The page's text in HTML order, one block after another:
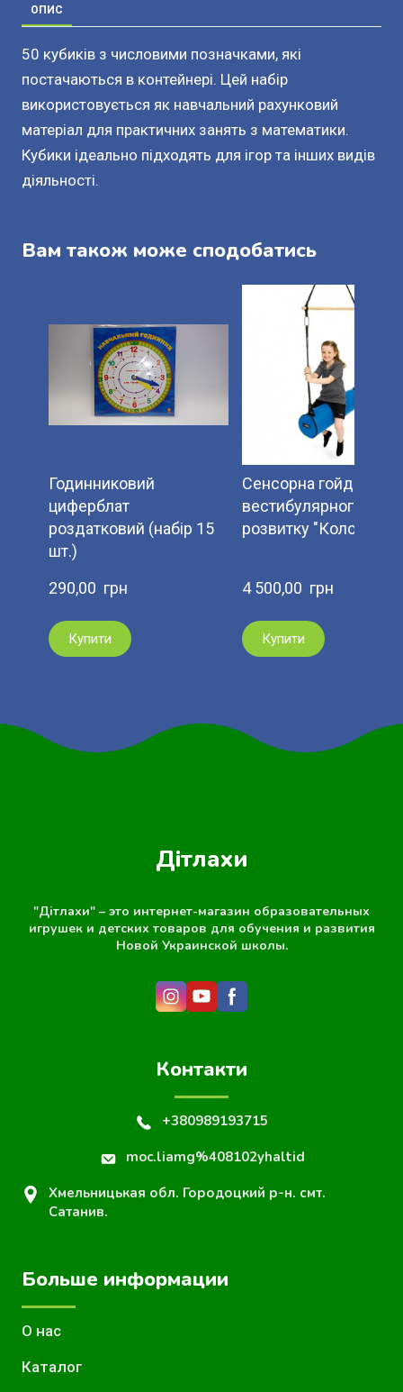
ОПИС
50 кубиків з числовими позначками, які
постачаються в контейнері. Цей набір
використовується як навчальний рахунковий
матеріал для практичних занять з математики.
Кубики ідеально підходять для ігор та інших видів
діяльності.
Вам також може сподобатись
Годинниковий
циферблат
роздатковий (набір 15
шт.)
290,00  грн
Купити
Сенсорна гойдалка
вестибулярного
розвитку "Колода".
4 500,00  грн
Купити
Дітлахи
"Дітлахи" – это интернет-магазин образовательных
игрушек и детских товаров для обучения и развития
Новой Украинской школы.
Контакти
+380989193715
moc.liamg%408102yhaltid
Хмельницькая обл. Городоцкий р-н. смт.
Сатанив.
Больше информации
О нас
Каталог